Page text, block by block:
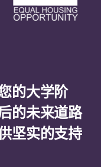
的大学阶
的未来道路
坚实的支持